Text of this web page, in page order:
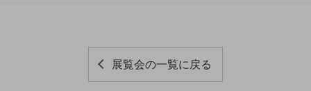
展覧会の一覧に戻る